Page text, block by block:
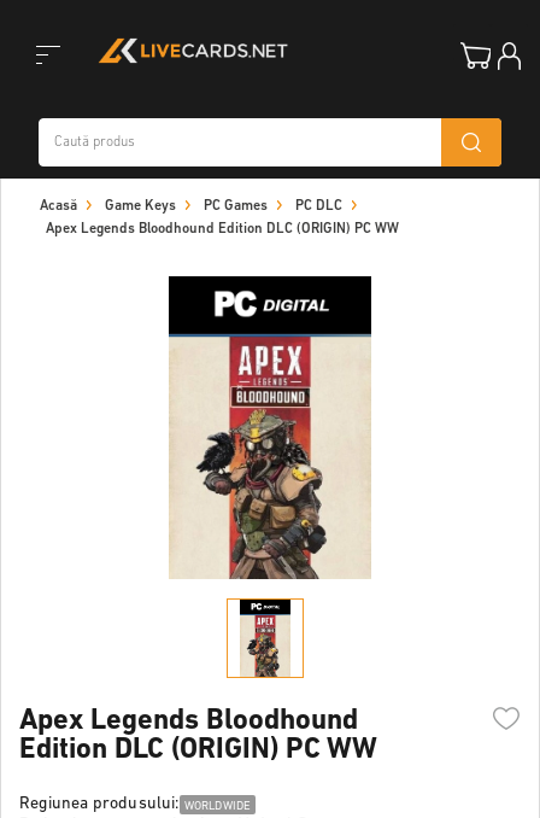
navigation
Acasă Game Keys PC Games
PC DLC
Apex Legends Bloodhound Edition DLC (ORIGIN) PC WW
Apex Legends Bloodhound
Edition DLC (ORIGIN) PC WW
Regiunea produsului: WORLDWIDE